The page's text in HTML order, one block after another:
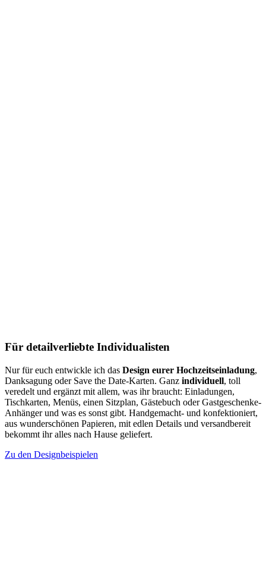
Für detailverliebte Individualisten
Nur für euch entwickle ich das Design eurer Hochzeitseinladung,
Danksagung oder Save the Date-Karten. Ganz individuell, toll
veredelt und ergänzt mit allem, was ihr braucht: Einladungen,
Tischkarten, Menüs, einen Sitzplan, Gästebuch oder Gastgeschenke-
Anhänger und was es sonst gibt. Handgemacht- und konfektioniert,
aus wunderschönen Papieren, mit edlen Details und versandbereit
bekommt ihr alles nach Hause geliefert.
Zu den Designbeispielen